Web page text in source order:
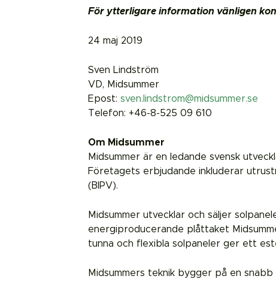
För ytterligare information vänligen
24 maj 2019
Sven Lindström
VD, Midsummer
Epost: sven.lindstrom@midsummer.se
Telefon: +46-8-525 09 610
Om Midsummer
Midsummer är en ledande svensk
Företagets erbjudande inkluderar
(BIPV).
Midsummer utvecklar och säljer
energiproducerande plåttaket
tunna och flexibla solpaneler ger ett
Midsummers teknik bygger på en